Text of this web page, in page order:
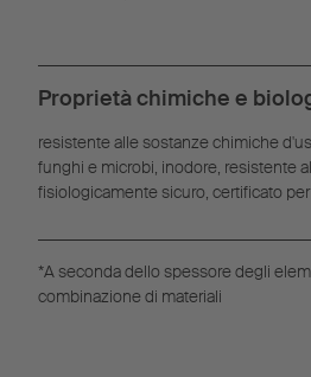
Proprietà chimiche e
resistente alle sostanze chimiche
funghi e microbi, inodore, resistente
fisiologicamente sicuro, certificato
*A seconda dello spessore degli
combinazione di materiali